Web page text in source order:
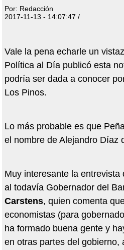
Por: Redacción
2017-11-13 - 14:07:47 /
Vale la pena echarle un
Política al Día publicó esta
podría ser dada a conocer
Los Pinos.
Lo más probable es que
el nombre de Alejandro Díaz
Muy interesante la entrevista
al todavía Gobernador del
Carstens, quien comenta
economistas (para
ha formado buena gente y
en otras partes del gobierno,